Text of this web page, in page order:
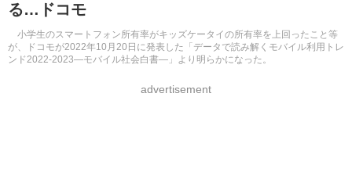
自由研究教材（小学生向け）
る…ドコモ
小学生のスマートフォン所有率がキッズケータイの所有率を上回ったこと等
が、ドコモが2022年10月20日に発表した「データで読み解くモバイル利用トレ
ンド2022-2023―モバイル社会白書―」より明らかになった。
advertisement